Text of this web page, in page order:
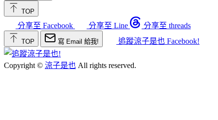
TOP
分享至 Facebook 分享至 Line 分享至 threads
TOP 寫 Email 給我! 追蹤涼子是也 Facebook!
Copyright © 涼子是也 All rights reserved.